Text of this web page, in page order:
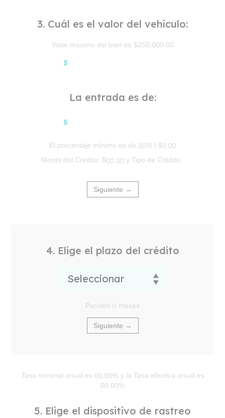
3. Cuál es el valor del vehículo:
Valor máximo del bien es $250,000.00
$
La entrada es de:
$
El porcentaje mínimo es de 30% | $0.00
Monto del Crédito: $00.00 y Tipo de Crédito:
Siguiente →
4. Elige el plazo del crédito
Período 0 meses
Siguiente →
Tasa nominal anual es 00.00%y la Tasa efectiva anual es
00.00%
5. Elige el dispositivo de rastreo